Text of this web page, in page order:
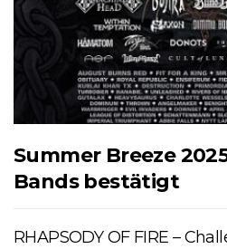
Summer Breeze
Bands bestätigt
RHAPSODY OF FIRE –